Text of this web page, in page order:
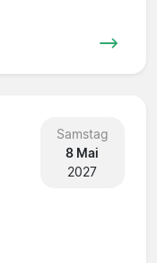
Samstag
8 Mai
2027